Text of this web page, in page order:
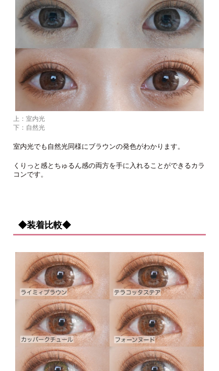
上：室内光
下：自然光
室内光でも自然光同様にブラウンの発色がわかります。
くりっと感とちゅるん感の両方を手に入れることができるカラ
コンです。
◆装着比較◆